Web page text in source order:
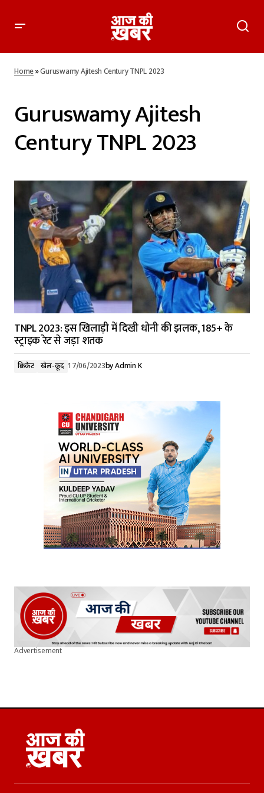
Home»Guruswamy Ajitesh Century TNPL 2023
Guruswamy Ajitesh
Century TNPL 2023
TNPL 2023: इस खिलाड़ी में दिखी धोनी की झलक, 185+ के
स्ट्राइक रेट से जड़ा शतक
क्रिकेट खेल-कूद 17/06/2023byAdmin K
Advertisement